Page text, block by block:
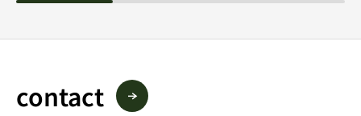
contact